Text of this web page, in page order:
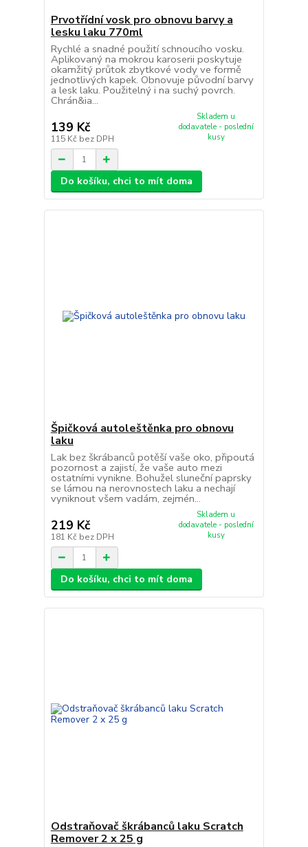
Prvotřídní vosk pro obnovu barvy a
lesku laku 770ml
Rychlé a snadné použití schnoucího vosku.
Aplikovaný na mokrou karoserii poskytuje
okamžitý průtok zbytkové vody ve formě
jednotlivých kapek. Obnovuje původní barvy
a lesk laku. Použitelný i na suchý povrch.
Chrán&ia...
139 Kč
115 Kč bez DPH
Skladem u
dodavatele - poslední
kusy
Do košíku, chci to mít doma
Špičková autoleštěnka pro obnovu
laku
Lak bez škrábanců potěší vaše oko, připoutá
pozornost a zajistí, že vaše auto mezi
ostatními vynikne. Bohužel sluneční paprsky
se lámou na nerovnostech laku a nechají
vyniknout všem vadám, zejmén...
219 Kč
181 Kč bez DPH
Skladem u
dodavatele - poslední
kusy
Do košíku, chci to mít doma
Odstraňovač škrábanců laku Scratch
Remover 2 x 25 g